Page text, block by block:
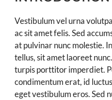
Vestibulum vel urna
ac sit amet felis. Sed
at pulvinar nunc molestie.
tellus, sit amet laoreet
turpis porttitor imperdiet.
condimentum erat, id
eget vestibulum eros. Sed